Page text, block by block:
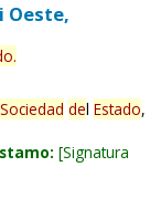
Oeste,
.
Sociedad del Estado,
Signatura